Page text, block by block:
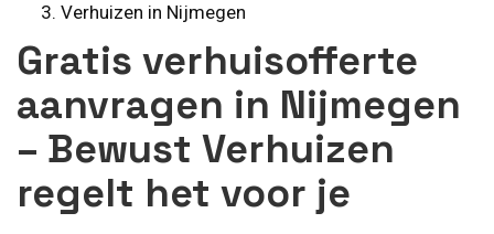
Verhuizen in Nijmegen
Gratis verhuisofferte
aanvragen in Nijmegen
– Bewust Verhuizen
regelt het voor je